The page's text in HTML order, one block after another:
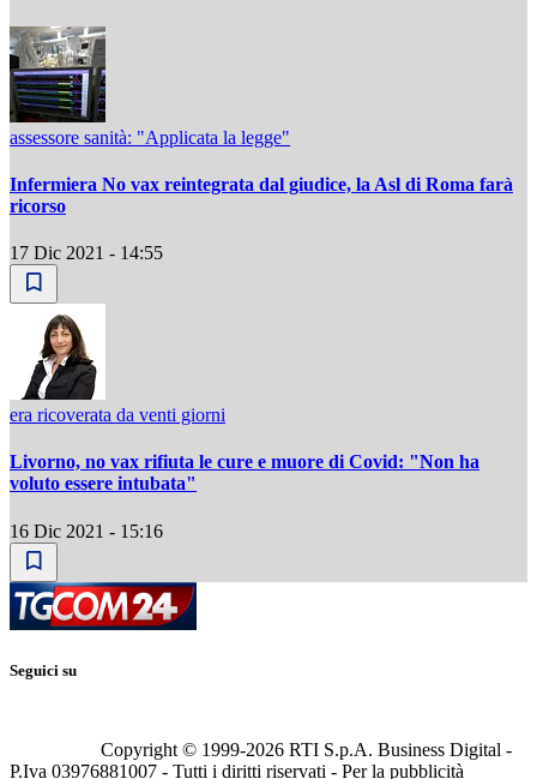
assessore sanità: "Applicata la legge"
Infermiera No vax reintegrata dal giudice, la Asl di Roma farà
ricorso
17 Dic 2021 - 14:55
era ricoverata da venti giorni
Livorno, no vax rifiuta le cure e muore di Covid: "Non ha
voluto essere intubata"
16 Dic 2021 - 15:16
Seguici su
Copyright © 1999-2026 RTI S.p.A. Business Digital -
P.Iva 03976881007 - Tutti i diritti riservati - Per la pubblicità